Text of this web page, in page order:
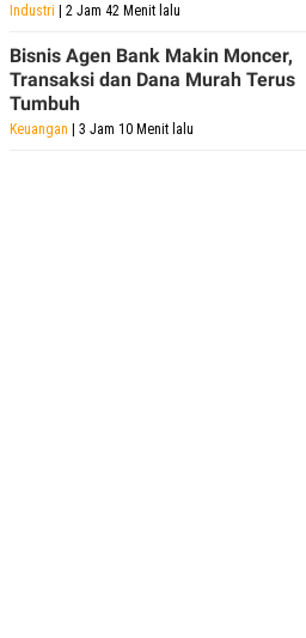
Industri | 2 Jam 42 Menit lalu
Bisnis Agen Bank Makin Moncer,
Transaksi dan Dana Murah Terus
Tumbuh
Keuangan | 3 Jam 10 Menit lalu